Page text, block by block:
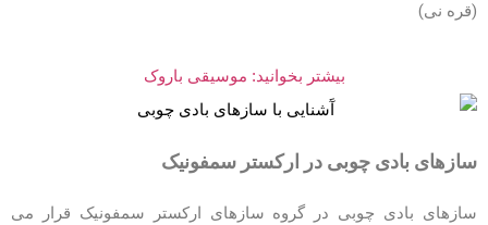
(قره نی)
بیشتر بخوانید: موسیقی باروک
سازهای بادی چوبی در ارکستر سمفونیک
سازهای بادی چوبی در گروه سازهای ارکستر سمفونیک قرار می